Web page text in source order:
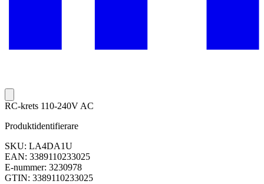
RC-krets 110-240V AC
Produktidentifierare
SKU: LA4DA1U
EAN: 3389110233025
E-nummer: 3230978
GTIN: 3389110233025